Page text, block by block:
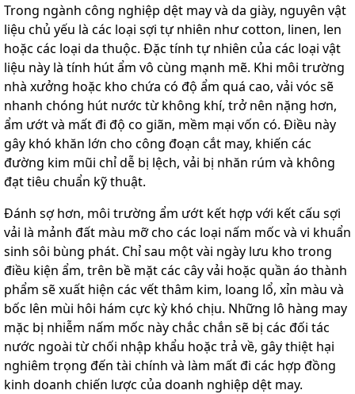
Trong ngành công nghiệp dệt may và da giày, nguyên vật
liệu chủ yếu là các loại sợi tự nhiên như cotton, linen, len
hoặc các loại da thuộc. Đặc tính tự nhiên của các loại vật
liệu này là tính hút ẩm vô cùng mạnh mẽ. Khi môi trường
nhà xưởng hoặc kho chứa có độ ẩm quá cao, vải vóc sẽ
nhanh chóng hút nước từ không khí, trở nên nặng hơn,
ẩm ướt và mất đi độ co giãn, mềm mại vốn có. Điều này
gây khó khăn lớn cho công đoạn cắt may, khiến các
đường kim mũi chỉ dễ bị lệch, vải bị nhăn rúm và không
đạt tiêu chuẩn kỹ thuật.
Đánh sợ hơn, môi trường ẩm ướt kết hợp với kết cấu sợi
vải là mảnh đất màu mỡ cho các loại nấm mốc và vi khuẩn
sinh sôi bùng phát. Chỉ sau một vài ngày lưu kho trong
điều kiện ẩm, trên bề mặt các cây vải hoặc quần áo thành
phẩm sẽ xuất hiện các vết thâm kim, loang lổ, xỉn màu và
bốc lên mùi hôi hám cực kỳ khó chịu. Những lô hàng may
mặc bị nhiễm nấm mốc này chắc chắn sẽ bị các đối tác
nước ngoài từ chối nhập khẩu hoặc trả về, gây thiệt hại
nghiêm trọng đến tài chính và làm mất đi các hợp đồng
kinh doanh chiến lược của doanh nghiệp dệt may.